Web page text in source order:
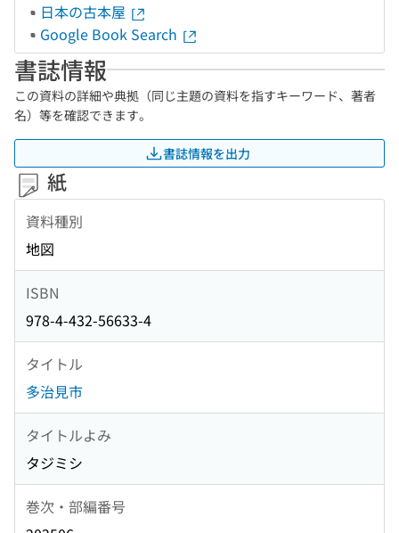
日本の古本屋
Google Book Search
書誌情報
この資料の詳細や典拠（同じ主題の資料を指すキーワード、著者
名）等を確認できます。
書誌情報を出力
紙
資料種別
地図
ISBN
978-4-432-56633-4
タイトル
多治見市
タイトルよみ
タジミシ
巻次・部編番号